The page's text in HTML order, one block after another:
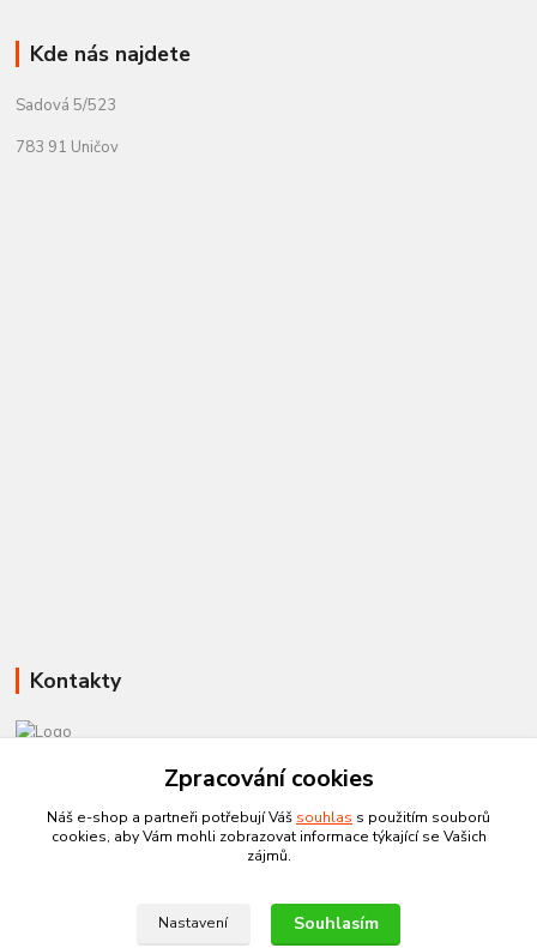
Kde nás najdete
Sadová 5/523
783 91 Uničov
Kontakty
info@czechtherm.cz
Zpracování cookies
Náš e-shop a partneři potřebují Váš souhlas s použitím souborů
cookies, aby Vám mohli zobrazovat informace týkající se Vašich
zájmů.
Nastavení Souhlasím